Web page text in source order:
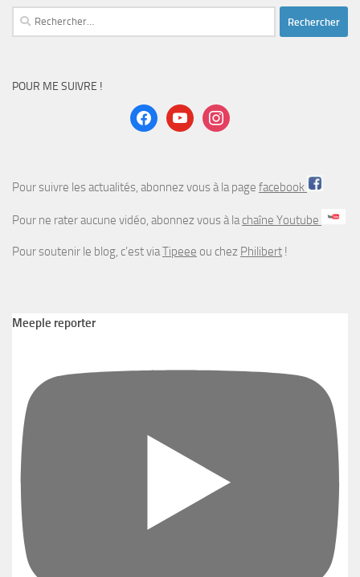
Rechercher :
POUR ME SUIVRE !
facebookyoutubeinstagram
Pour suivre les actualités, abonnez vous à la page facebook
Pour ne rater aucune vidéo, abonnez vous à lachaîne Youtube
Pour soutenir le blog, c’est viaTipeee ou chez Philibert !
Meeple reporter